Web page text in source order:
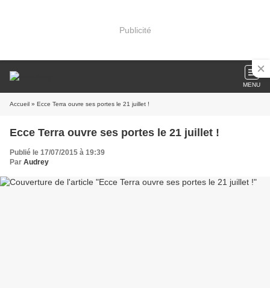
Publicité
MENU
Accueil » Ecce Terra ouvre ses portes le 21 juillet !
Ecce Terra ouvre ses portes le 21 juillet !
Publié le 17/07/2015 à 19:39
Par Audrey